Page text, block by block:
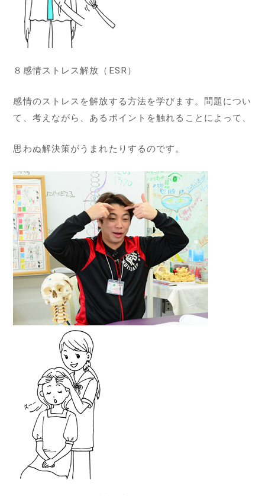
８感情ストレス解放（ESR）
感情のストレスを解放する方法を学びます。問題につい
て、考えながら、あるポイントを触れることによって、
思わぬ解決策がうまれたりするのです。